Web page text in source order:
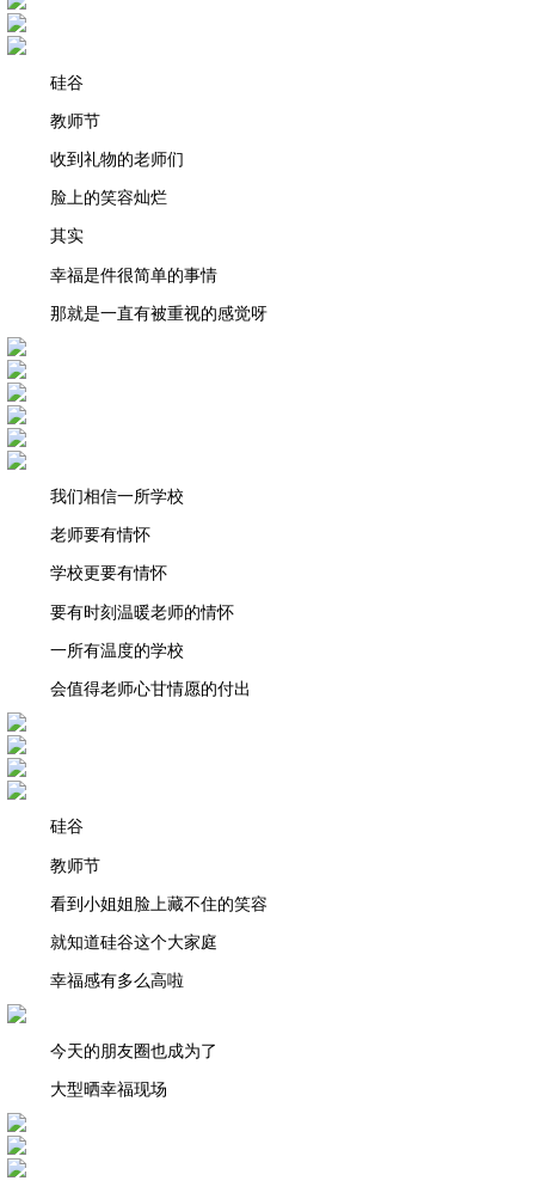
硅谷
教师节
收到礼物的老师们
脸上的笑容灿烂
其实
幸福是件很简单的事情
那就是一直有被重视的感觉呀
我们相信一所学校
老师要有情怀
学校更要有情怀
要有时刻温暖老师的情怀
一所有温度的学校
会值得老师心甘情愿的付出
硅谷
教师节
看到小姐姐脸上藏不住的笑容
就知道硅谷这个大家庭
幸福感有多么高啦
今天的朋友圈也成为了
大型晒幸福现场